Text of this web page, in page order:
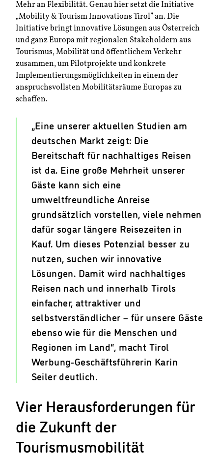
Mehr an Flexibilität. Genau hier setzt die Initiative
„Mobility & Tourism Innovations Tirol” an. Die
Initiative bringt innovative Lösungen aus Österreich
und ganz Europa mit regionalen Stakeholdern aus
Tourismus, Mobilität und öffentlichem Verkehr
zusammen, um Pilotprojekte und konkrete
Implementierungsmöglichkeiten in einem der
anspruchsvollsten Mobilitätsräume Europas zu
schaffen.
„Eine unserer aktuellen Studien am
deutschen Markt zeigt: Die
Bereitschaft für nachhaltiges Reisen
ist da. Eine große Mehrheit unserer
Gäste kann sich eine
umweltfreundliche Anreise
grundsätzlich vorstellen, viele nehmen
dafür sogar längere Reisezeiten in
Kauf. Um dieses Potenzial besser zu
nutzen, suchen wir innovative
Lösungen. Damit wird nachhaltiges
Reisen nach und innerhalb Tirols
einfacher, attraktiver und
selbstverständlicher – für unsere Gäste
ebenso wie für die Menschen und
Regionen im Land“, macht Tirol
Werbung-Geschäftsführerin Karin
Seiler deutlich.
Vier Herausforderungen für
die Zukunft der
Tourismusmobilität